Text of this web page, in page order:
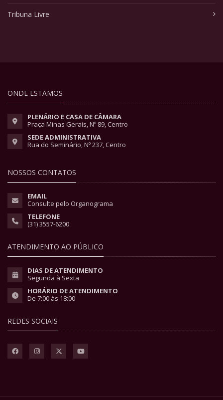
Tribuna Livre
ONDE ESTAMOS
PLENÁRIO E CASA DE CÂMARA
Praça Minas Gerais, Nº 89, Centro
SEDE ADMINISTRATIVA
Rua do Seminário, Nº 237, Centro
NOSSOS CONTATOS
EMAIL
Consulte pelo Organograma
TELEFONE
(31) 3557-6200
ATENDIMENTO AO PÚBLICO
DIAS DE ATENDIMENTO
Segunda à Sexta
HORÁRIO DE ATENDIMENTO
De 7:00 às 18:00
REDES SOCIAIS